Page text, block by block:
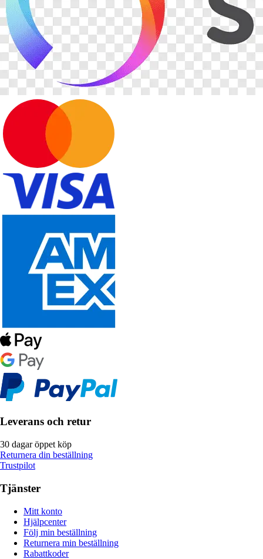
Leverans och retur
30 dagar öppet köp
Returnera din beställning
Trustpilot
Tjänster
Mitt konto
Hjälpcenter
Följ min beställning
Returnera min beställning
Rabattkoder